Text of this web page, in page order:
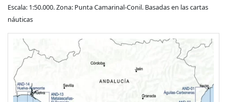
Escala: 1:50.000. Zona: Punta Camarinal-Conil. Basadas en las cartas
náuticas